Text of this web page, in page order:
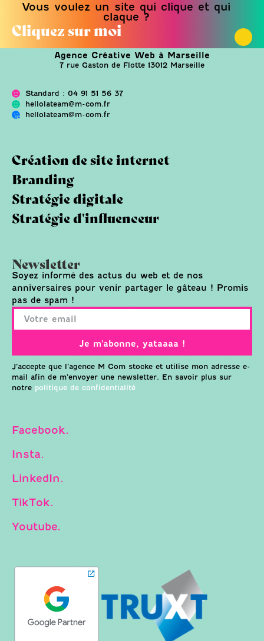
Vous voulez un site qui clique et qui
claque ?
Cliquez sur moi
Agence Créative Web à Marseille
7 rue Gaston de Flotte 13012 Marseille
Standard : 04 91 51 56 37
hellolateam@m-com.fr
hellolateam@m-com.fr
Création de site internet
Branding
Stratégie digitale
Stratégie d'influenceur
Newsletter
Soyez informé des actus du web et de nos
anniversaires pour venir partager le gâteau ! Promis
pas de spam !
Je m'abonne, yataaaa !
J’accepte que l’agence M Com stocke et utilise mon adresse e-
mail afin de m’envoyer une newsletter. En savoir plus sur
notre politique de confidentialité
Facebook.
Insta.
LinkedIn.
TikTok.
Youtube.